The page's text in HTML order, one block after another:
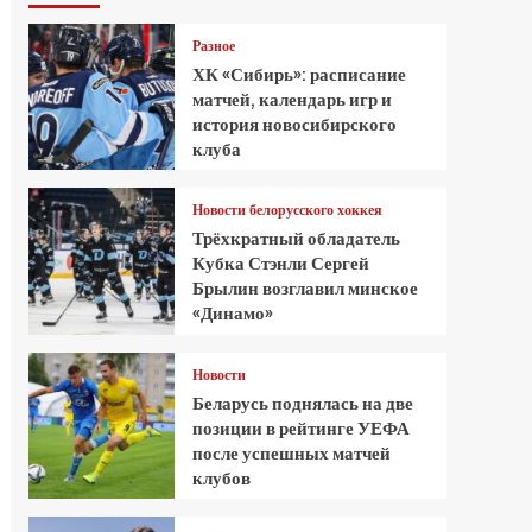
Разное
ХК «Сибирь»: расписание
матчей, календарь игр и
история новосибирского
клуба
Новости белорусского хоккея
Трёхкратный обладатель
Кубка Стэнли Сергей
Брылин возглавил минское
«Динамо»
Новости
Беларусь поднялась на две
позиции в рейтинге УЕФА
после успешных матчей
клубов